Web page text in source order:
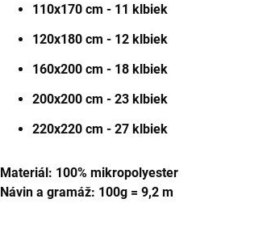
110x170 cm - 11 klbiek
120x180 cm - 12 klbiek
160x200 cm - 18 klbiek
200x200 cm - 23 klbiek
220x220 cm - 27 klbiek
Materiál: 100% mikropolyester
Návin a gramáž: 100g = 9,2 m